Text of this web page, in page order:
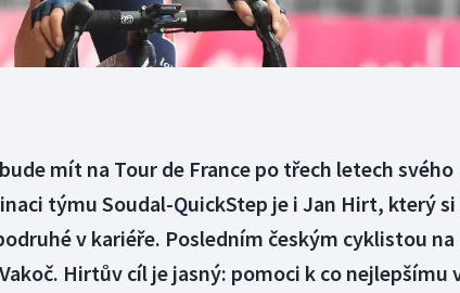
mít na Tour de France po třech letech svého
týmu Soudal-QuickStep je i Jan Hirt, který
v kariéře. Posledním českým cyklistou
Hirtův cíl je jasný: pomoci k co nejlepšímu